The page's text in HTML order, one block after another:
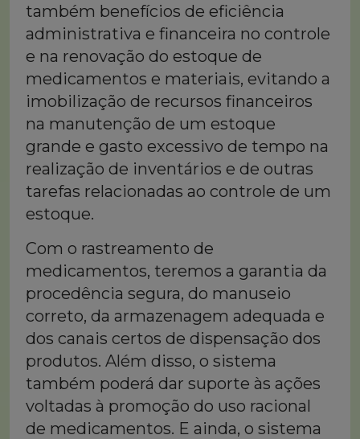
também benefícios de eficiência
administrativa e financeira no controle
e na renovação do estoque de
medicamentos e materiais, evitando a
imobilização de recursos financeiros
na manutenção de um estoque
grande e gasto excessivo de tempo na
realização de inventários e de outras
tarefas relacionadas ao controle de um
estoque.
Com o rastreamento de
medicamentos, teremos a garantia da
procedência segura, do manuseio
correto, da armazenagem adequada e
dos canais certos de dispensação dos
produtos. Além disso, o sistema
também poderá dar suporte às ações
voltadas à promoção do uso racional
de medicamentos. E ainda, o sistema